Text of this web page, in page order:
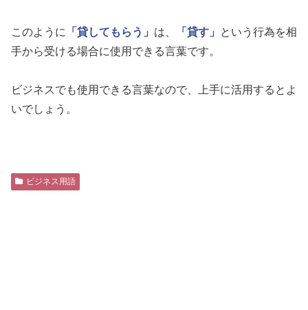
このように 「貸してもらう」 は、 「貸す」
という行為を相
手から受ける場合に使用できる言葉です。
ビジネスでも使用できる言葉なので、上手に活用するとよ
いでしょう。
ビジネス用語